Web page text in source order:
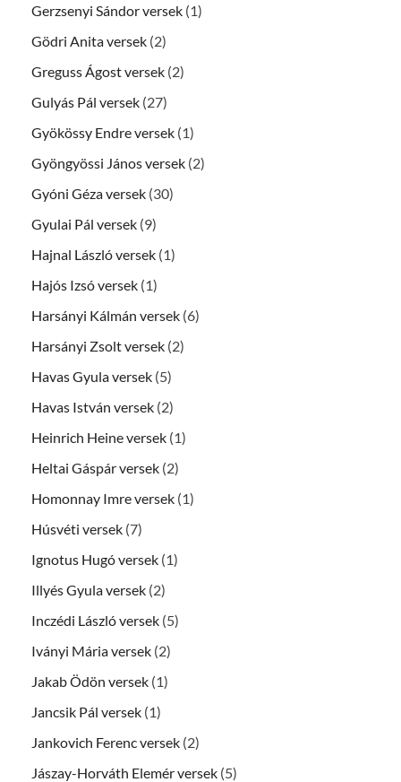
Gerzsenyi Sándor versek (1)
Gödri Anita versek (2)
Greguss Ágost versek (2)
Gulyás Pál versek (27)
Gyökössy Endre versek (1)
Gyöngyössi János versek (2)
Gyóni Géza versek (30)
Gyulai Pál versek (9)
Hajnal László versek (1)
Hajós Izsó versek (1)
Harsányi Kálmán versek (6)
Harsányi Zsolt versek (2)
Havas Gyula versek (5)
Havas István versek (2)
Heinrich Heine versek (1)
Heltai Gáspár versek (2)
Homonnay Imre versek (1)
Húsvéti versek (7)
Ignotus Hugó versek (1)
Illyés Gyula versek (2)
Inczédi László versek (5)
Iványi Mária versek (2)
Jakab Ödön versek (1)
Jancsik Pál versek (1)
Jankovich Ferenc versek (2)
Jászay-Horváth Elemér versek (5)